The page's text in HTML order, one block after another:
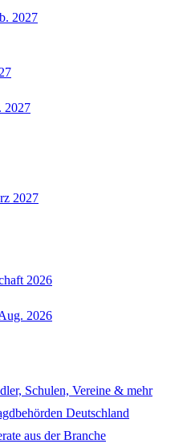
2027
2027
2027
2026
2026
Schulen, Vereine & mehr
Deutschland
aus der Branche